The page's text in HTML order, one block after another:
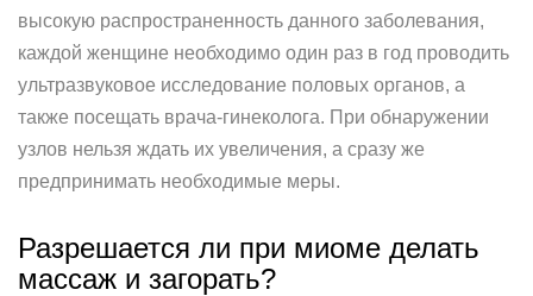
высокую распространенность данного заболевания,
каждой женщине необходимо один раз в год проводить
ультразвуковое исследование половых органов, а
также посещать врача-гинеколога. При обнаружении
узлов нельзя ждать их увеличения, а сразу же
предпринимать необходимые меры.
Разрешается ли при миоме делать
массаж и загорать?